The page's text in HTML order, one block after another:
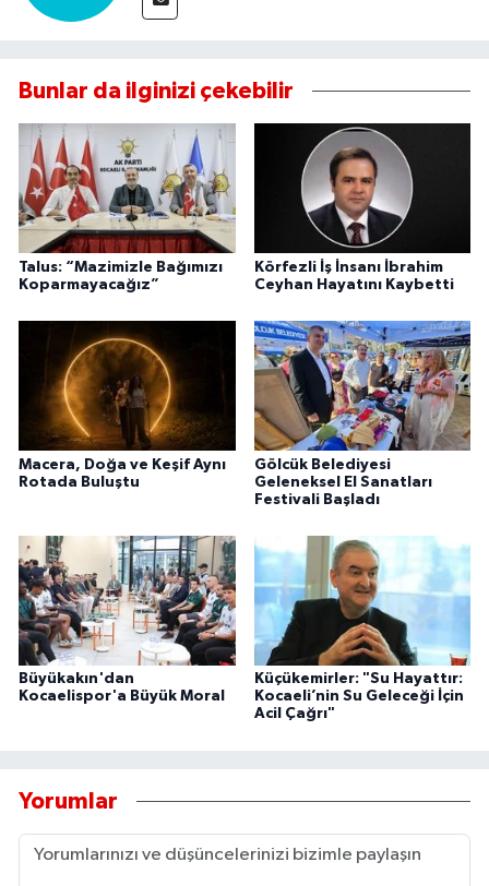
Bunlar da ilginizi çekebilir
Talus: “Mazimizle Bağımızı
Koparmayacağız”
Körfezli İş İnsanı İbrahim
Ceyhan Hayatını Kaybetti
Macera, Doğa ve Keşif Aynı
Rotada Buluştu
Gölcük Belediyesi
Geleneksel El Sanatları
Festivali Başladı
Büyükakın'dan
Kocaelispor'a Büyük Moral
Küçükemirler: "Su Hayattır:
Kocaeli’nin Su Geleceği İçin
Acil Çağrı"
Yorumlar